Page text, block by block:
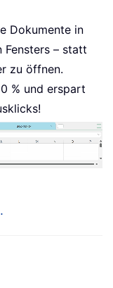
Dokumente in
Fensters – statt
zu öffnen.
% und erspart